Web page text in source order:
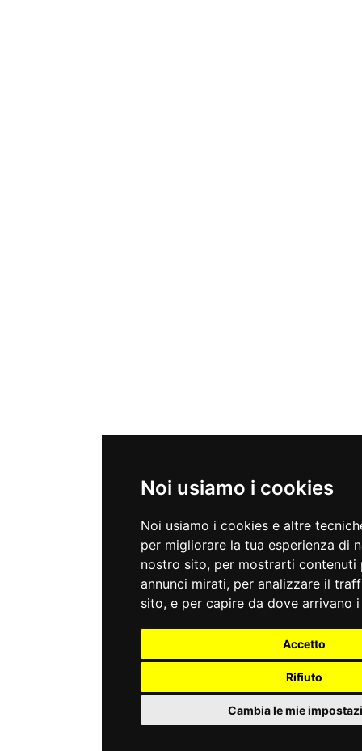
Noi usiamo i cookies
Noi usiamo i cookies e altre
per migliorare la tua esperienza di
nostro sito, per mostrarti contenuti
annunci mirati, per analizzare il
sito, e per capire da dove arrivano
Accetto
Rifiuto
Cambia le mie